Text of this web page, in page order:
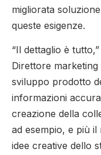
migliorata
queste esigenze.
“Il dettaglio è
Direttore
sviluppo prodotto
informazioni
creazione della
ad esempio, e più
idee creative dello